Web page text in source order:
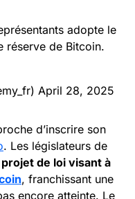
adopte le
réserve de Bitcoin.
April 28, 2025
d’inscrire son
. Les législateurs de
de loi visant à
, franchissant une
encore atteinte. Le